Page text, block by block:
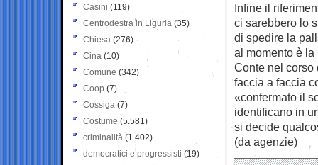
Infine il
ci sarebbero lo
di spedire la
al momento è
Conte nel corso
faccia a faccia
«confermato il
identificano in
si decide
(da agenzie)
Casini (119)
Centrodestra in Liguria (35)
Chiesa (276)
Cina (10)
Comune (342)
Coop (7)
Cossiga (7)
Costume (5.581)
criminalità (1.402)
democratici e progressisti (19)